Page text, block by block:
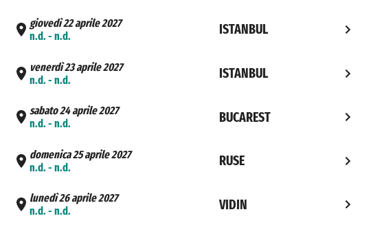
giovedì 22 aprile 2027
n.d. - n.d.
ISTANBUL
venerdì 23 aprile 2027
n.d. - n.d.
ISTANBUL
sabato 24 aprile 2027
n.d. - n.d.
BUCAREST
domenica 25 aprile 2027
n.d. - n.d.
RUSE
lunedì 26 aprile 2027
n.d. - n.d.
VIDIN